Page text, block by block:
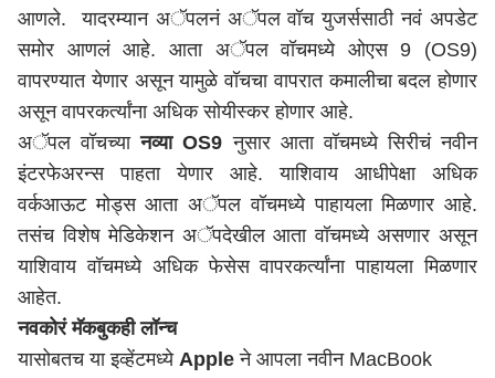
आणले. यादरम्यान अॅपलनं अॅपल वॉच युजर्ससाठी नवं अपडेट
समोर आणलं आहे. आता अॅपल वॉचमध्ये ओएस 9 (OS9)
वापरण्यात येणार असून यामुळे वॉचचा वापरात कमालीचा बदल होणार
असून वापरकर्त्यांना अधिक सोयीस्कर होणार आहे.
अॅपल वॉचच्यानव्या OS9 नुसार आता वॉचमध्ये सिरीचं नवीन
इंटरफेअरन्स पाहता येणार आहे. याशिवाय आधीपेक्षा अधिक
वर्कआऊट मोड्स आता अॅपल वॉचमध्ये पाहायला मिळणार आहे.
तसंच विशेष मेडिकेशन अॅपदेखील आता वॉचमध्ये असणार असून
याशिवाय वॉचमध्ये अधिक फेसेस वापरकर्त्यांना पाहायला मिळणार
आहेत.
नवकोरं मॅकबुकही लॉन्च
यासोबतच या इव्हेंटमध्ये Apple ने आपला नवीन MacBook